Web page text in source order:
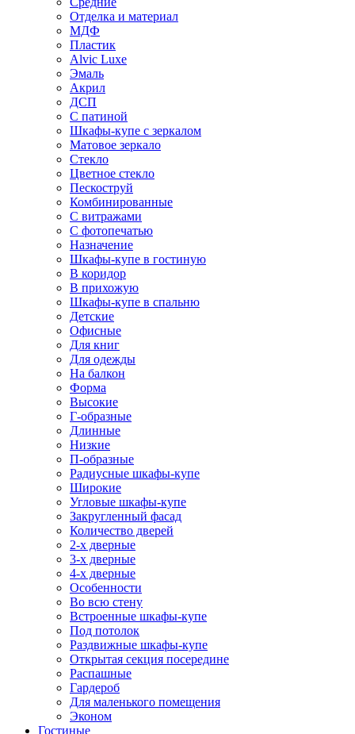
Отделка и материал
МДФ
Пластик
Alvic Luxe
Эмаль
Акрил
ДСП
С патиной
Шкафы-купе с зеркалом
Матовое зеркало
Стекло
Цветное стекло
Пескоструй
Комбинированные
С витражами
С фотопечатью
Назначение
Шкафы-купе в гостиную
В коридор
В прихожую
Шкафы-купе в спальню
Детские
Офисные
Для книг
Для одежды
На балкон
Форма
Высокие
Г-образные
Длинные
Низкие
П-образные
Радиусные шкафы-купе
Широкие
Угловые шкафы-купе
Закругленный фасад
Количество дверей
2-х дверные
3-х дверные
4-х дверные
Особенности
Во всю стену
Встроенные шкафы-купе
Под потолок
Раздвижные шкафы-купе
Открытая секция посередине
Распашные
Гардероб
Для маленького помещения
Эконом
Гостиные